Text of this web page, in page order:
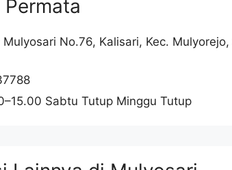
Mulyosari No.76, Kalisari, Kec.
Sabtu Tutup Minggu Tutup